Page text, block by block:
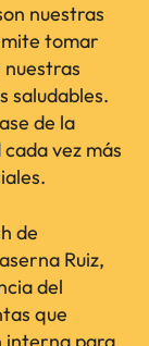
nuestras
tomar
saludables.
de la
vez más
de
Ruiz,
del
que